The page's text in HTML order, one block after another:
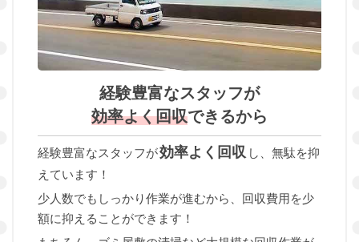
経験豊富なスタッフが
効率よく回収できるから
経験豊富なスタッフが効率よく回収 し、無駄を抑
えています！
少人数でもしっかり作業が進むから、回収費用を少
額に抑えることができます！